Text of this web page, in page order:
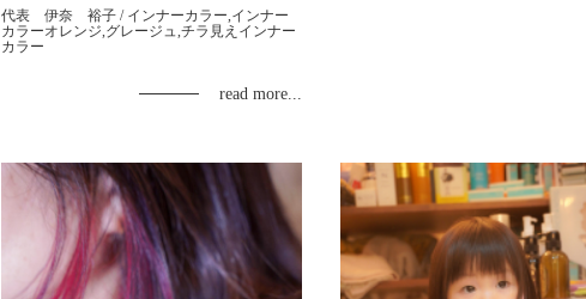
代表 伊奈 裕子/ インナーカラー,インナー
カラーオレンジ,グレージュ,チラ見えインナー
カラー
read more...